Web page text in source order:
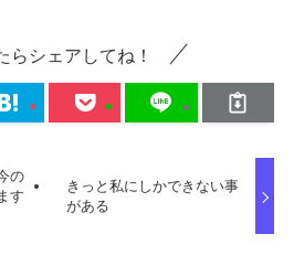
らシェアしてね！
の
す
きっと私にしかできない事
がある